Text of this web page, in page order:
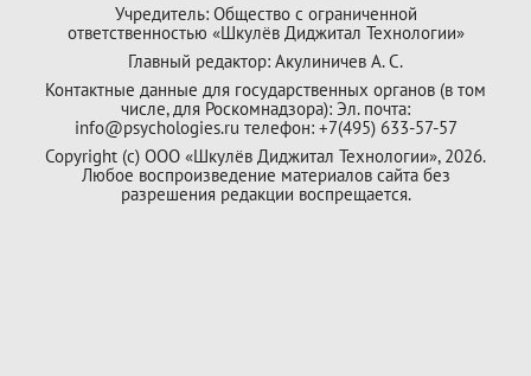
Учредитель: Общество с ограниченной
ответственностью «Шкулёв Диджитал Технологии»
Главный редактор: Акулиничев А. С.
Контактные данные для государственных органов (в том
числе, для Роскомнадзора): Эл. почта:
info@psychologies.ru телефон: +7(495) 633-57-57
Copyright (с) ООО «Шкулёв Диджитал Технологии», 2026.
Любое воспроизведение материалов сайта без
разрешения редакции воспрещается.